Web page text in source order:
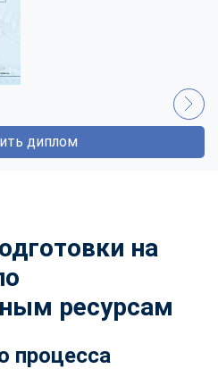
диплом
на
ресурсам
процесса